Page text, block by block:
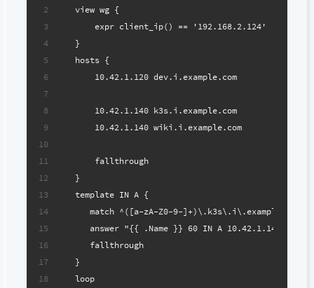
2
3
4
5
6
7
8
9
10
11
12
13
14
15
16
17
18
    view wg {
        expr client_ip() == '192.168.2.124'
    }
    hosts {
        10.42.1.120 dev.i.example.com
        10.42.1.140 k3s.i.example.com
        10.42.1.140 wiki.i.example.com
        fallthrough
    }
    template IN A {
match ^([a-zA-Z0-9-
       answer "{{ .Name }} 60 IN A 10.42.1.140"
       fallthrough
    }
    loop